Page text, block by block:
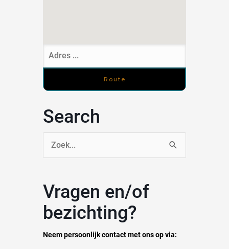
Search
Zoek
naar:
Vragen en/of
bezichting?
Neem persoonlijk contact met ons op via: